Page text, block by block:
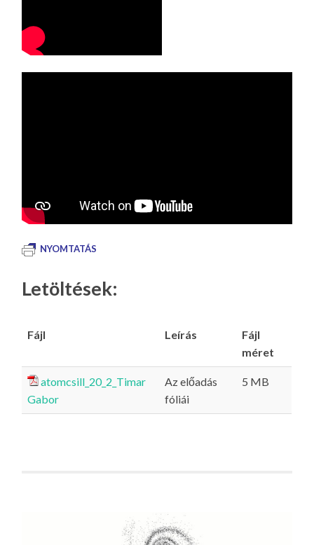
NYOMTATÁS
Letöltések:
Fájl Leírás
Fájl
méret
atomcsill_20_2_Timar
Gabor
Az előadás
fóliái
5 MB